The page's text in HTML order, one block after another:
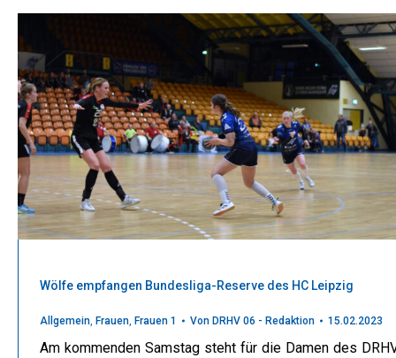
Wölfe empfangen Bundesliga-Reserve des HC Leipzig
Allgemein, Frauen, Frauen 1 Von DRHV 06 - Redaktion 15.02.2023
Am kommenden Samstag steht für die Damen des